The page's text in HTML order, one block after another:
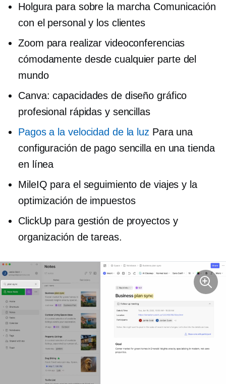
Holgura para sobre la marcha Comunicación
con el personal y los clientes
Zoom para realizar videoconferencias
cómodamente desde cualquier parte del
mundo
Canva: capacidades de diseño gráfico
profesional rápidas y sencillas
Pagos a la velocidad de la luz Para una
configuración de pago sencilla en una tienda
en línea
MileIQ para el seguimiento de viajes y la
optimización de impuestos
ClickUp para gestión de proyectos y
organización de tareas.